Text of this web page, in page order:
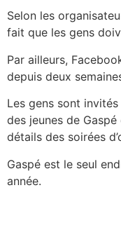
Selon les
fait que les gens
Par ailleurs,
depuis deux
Les gens sont
des jeunes de
détails des soirées
Gaspé est le seul
année.